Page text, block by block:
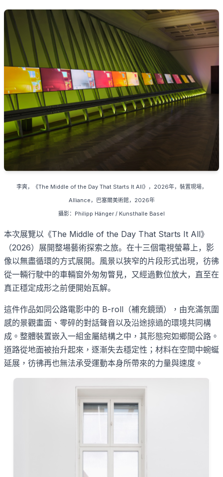
李爽，《The Middle of the Day That Starts It All》， 2026年，裝置現場，
Alliance ，巴塞爾美術館， 2026年
攝影： Philipp Hänger / Kunsthalle Basel
本次展覽以 《The Middle of the Day That Starts It All》
（2026）展開整場藝術探索之旅。在十三個電視螢幕上，影
像以無盡循環的方式展開。風景以狹窄的片段形式出現，彷彿
從一輛行駛中的車輛窗外匆匆瞥見，又經過數位放大，直至在
真正穩定成形之前便開始瓦解。
這件作品如同公路電影中的 B-roll （補充鏡頭），由充滿氛圍
感的景觀畫面、零碎的對話聲音以及沿途掠過的環境共同構
成。整體裝置嵌入一組金屬結構之中，其形態宛如鄉間公路。
道路從地面被抬升起來，逐漸失去穩定性；材料在空間中蜿蜒
延展，彷彿再也無法承受運動本身所帶來的力量與速度。